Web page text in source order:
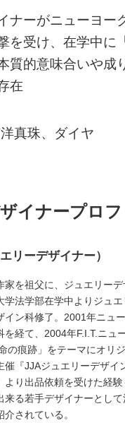
ナーがニューヨ
を受け、在学中に
質的意味合いや成
在
真珠、ダイヤ
イナープロ
リーデザイナー）
家を祖父に、ジュエリー
学法学部在学中よりジュ
イン科修了。2001年ニュ
を経て、2004年F.I.T.ニ
の痕跡」をテーマにオリ
催『JJAジュエリーデザ
より出品依頼を受けた経
来る若手デザイナーとし
されている。